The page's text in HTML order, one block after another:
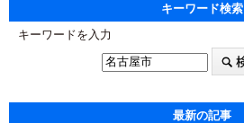
キーワード検索
キーワードを入力
最新の記事